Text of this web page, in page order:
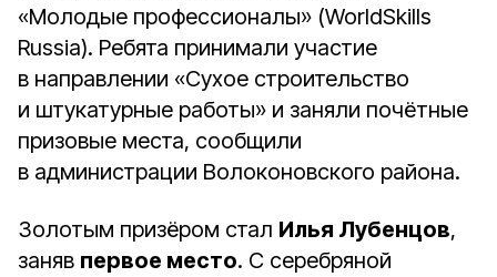
«Молодые профессионалы» (WorldSkills
Russia). Ребята принимали участие
в направлении «Сухое строительство
и штукатурные работы» и заняли почётные
призовые места, сообщили
в администрации Волоконовского района.
Золотым призёром стал Илья Лубенцов,
заняв первое место. С серебряной